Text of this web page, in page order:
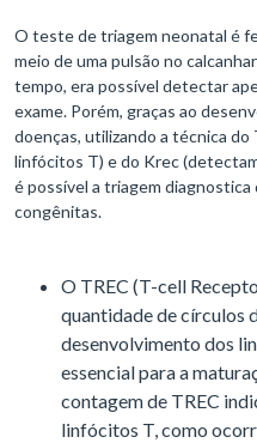
O teste de triagem neonatal é
meio de uma pulsão no
tempo, era possível detectar
exame. Porém, graças ao
doenças, utilizando a técnica
linfócitos T) e do Krec
é possível a triagem
congênitas.
O TREC (T-cell
quantidade de círculos
desenvolvimento dos
essencial para a
contagem de TREC
linfócitos T, como